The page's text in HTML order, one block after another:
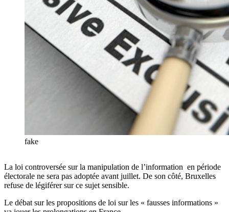
fake
La loi controversée sur la manipulation de l’information en période
électorale ne sera pas adoptée avant juillet. De son côté, Bruxelles
refuse de légiférer sur ce sujet sensible.
Le débat sur les propositions de loi sur les « fausses informations »